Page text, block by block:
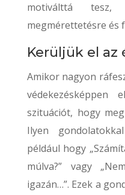
motiválttá
megmérettetésre és
Kerüljük el
Amikor nagyon
védekezésképpen
szituációt, hogy
Ilyen
például hogy
múlva?” vagy
igazán…”. Ezek a